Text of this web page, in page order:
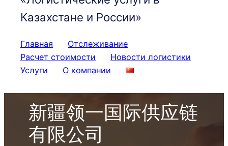
Казахстане и России»
Главная
Отслеживание
Расчет стоимости
Новости логистики
Услуги
О компании
新疆领一国际供应链
有限公司